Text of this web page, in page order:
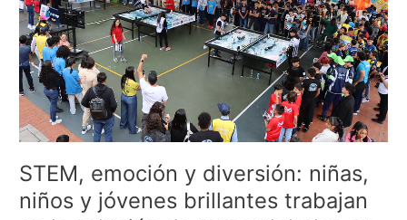
STEM, emoción y diversión: niñas,
niños y jóvenes brillantes trabajan
niños
y
jóvenes
brillantes
trabajan
en
la
solución
de
retos
globales